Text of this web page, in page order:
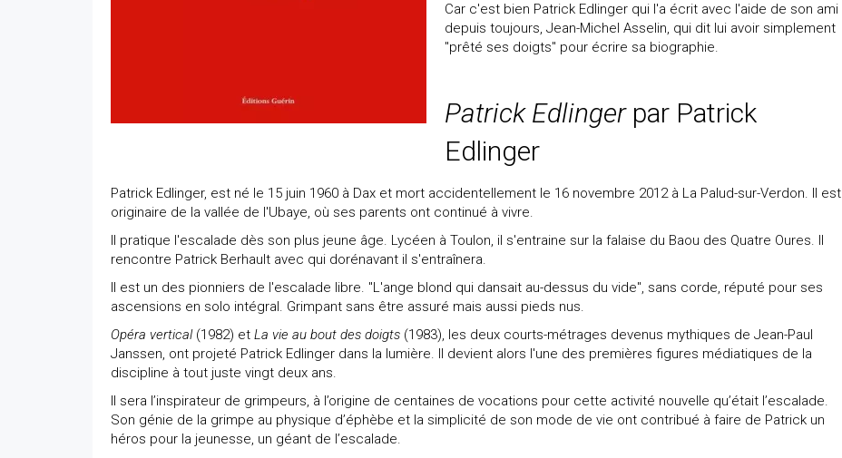
Car c'est bien Patrick Edlinger qui l'a écrit avec l'aide de son ami
depuis toujours, Jean-Michel Asselin, qui dit lui avoir simplement
"prêté ses doigts" pour écrire sa biographie.
Patrick Edlingerpar Patrick
Edlinger
Patrick Edlinger, est né le 15 juin 1960 à Dax et mort accidentellement le 16 novembre 2012 à La Palud-sur-Verdon. Il est
originaire de la vallée de l'Ubaye, où ses parents ont continué à vivre.
Il pratique l'escalade dès son plus jeune âge. Lycéen à Toulon, il s'entraine sur la falaise du Baou des Quatre Oures. Il
rencontre Patrick Berhault avec qui dorénavant il s'entraînera.
Il est un des pionniers de l'escalade libre. "L'ange blond qui dansait au-dessus du vide", sans corde, réputé pour ses
ascensions en solo intégral. Grimpant sans être assuré mais aussi pieds nus.
Opéra vertical(1982) et La vie au bout des doigts (1983), les deux courts-métrages devenus mythiques de Jean-Paul
Janssen, ont projeté Patrick Edlinger dans la lumière. Il devient alors l'une des premières figures médiatiques de la
discipline à tout juste vingt deux ans.
Il sera l’inspirateur de grimpeurs, à l’origine de centaines de vocations pour cette activité nouvelle qu’était l’escalade.
Son génie de la grimpe au physique d’éphèbe et la simplicité de son mode de vie ont contribué à faire de Patrick un
héros pour la jeunesse, un géant de l’escalade.